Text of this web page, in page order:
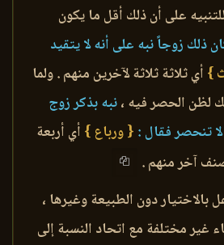
على أن ذلك أقل ما يكون
ذلك زوجاً نبه على أنه لا يتقيد
} أي ثلاثة ثلاثة لآخرين منهم . ولما
لظن الحصر فيه ،نبه بذكر زوج
لا تنحصر فقال : { ورباع } أي أربعة
آخر منهم .
بالاختيار دون الطبيعة وغيرها ،
غير مختلفة مع اتحاد النسبة إلى